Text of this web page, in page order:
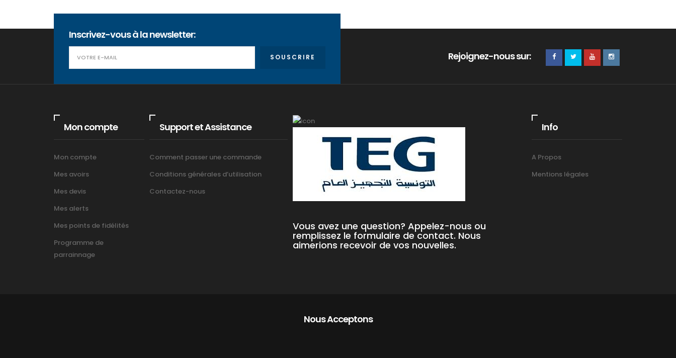
Inscrivez-vous à la newsletter:
SOUSCRIRE Rejoignez-nous sur:
Mon compte
Mon compte
Mes avoirs
Mes devis
Mes alerts
Mes points de fidélités
Programme de
parrainnage
Support et Assistance
Comment passer une commande
Conditions générales d’utilisation
Contactez-nous
Vous avez une question? Appelez-nous ou
remplissez le formulaire de contact. Nous
aimerions recevoir de vos nouvelles.
Info
A Propos
Mentions légales
Nous Acceptons